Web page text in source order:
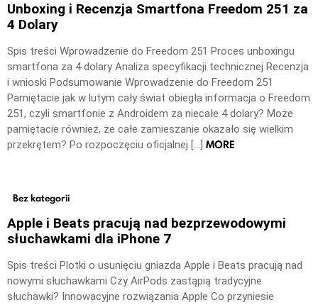
Unboxing i Recenzja Smartfona Freedom 251 za
4 Dolary
Spis treści Wprowadzenie do Freedom 251 Proces unboxingu
smartfona za 4 dolary Analiza specyfikacji technicznej Recenzja
i wnioski Podsumowanie Wprowadzenie do Freedom 251
Pamiętacie jak w lutym cały świat obiegła informacja o Freedom
251, czyli smartfonie z Androidem za niecałe 4 dolary? Może
pamiętacie również, że całe zamieszanie okazało się wielkim
przekrętem? Po rozpoczęciu oficjalnej […] MORE
Bez kategorii
Apple i Beats pracują nad bezprzewodowymi
słuchawkami dla iPhone 7
Spis treści Plotki o usunięciu gniazda Apple i Beats pracują nad
nowymi słuchawkami Czy AirPods zastąpią tradycyjne
słuchawki? Innowacyjne rozwiązania Apple Co przyniesie